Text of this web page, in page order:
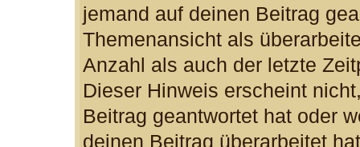
jemand auf deinen Beitrag
Themenansicht als
Anzahl als auch der letzte
Dieser Hinweis erscheint
Beitrag geantwortet hat oder
deinen Beitrag überarbeitet